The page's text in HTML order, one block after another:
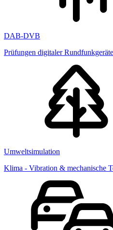
DAB-DVB
Prüfungen digitaler Rundfunkgeräte
Umweltsimulation
Klima - Vibration & mechanische